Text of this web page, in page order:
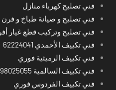
فني تصليح كهرباء منازل
فني تصليح و صيانة طباخ و فرن
فني تصليح وتركيب قطع غيار
فني تكييف الأحمدي 62224041
فني تكييف الرميثية فوري
فني تكييف السالمية 98025055 فوري
فني تكييف الفردوس فوري